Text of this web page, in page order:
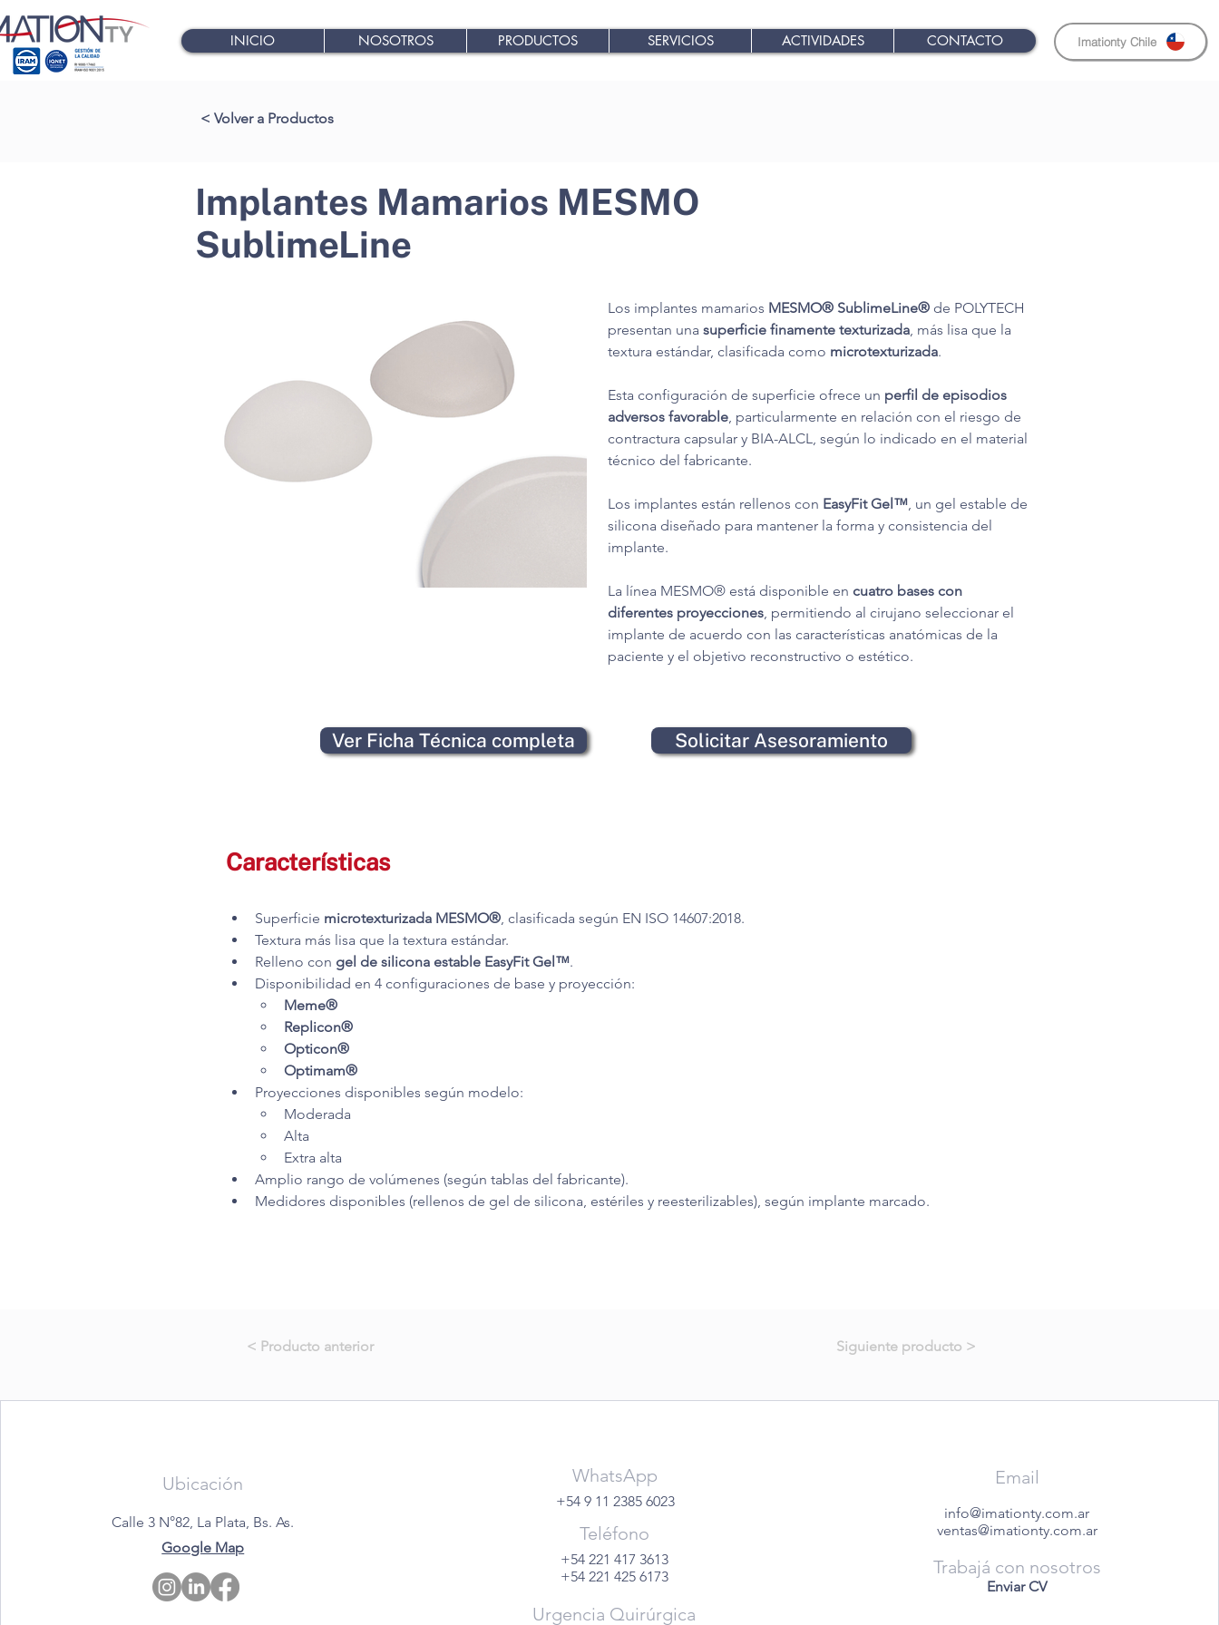
INICIO NOSOTROS PRODUCTOS SERVICIOS ACTIVIDADES CONTACTO Imationty Chile
< Volver a Productos
Características
Superficie microtexturizada MESMO®, clasificada según EN ISO 14607:2018.
Textura más lisa que la textura estándar.
Relleno con gel de silicona estable EasyFit Gel™.
Disponibilidad en 4 configuraciones de base y proyección:
Meme®
Replicon®
Opticon®
Optimam®
Proyecciones disponibles según modelo:
Moderada
Alta
Extra alta
Amplio rango de volúmenes (según tablas del fabricante).
Medidores disponibles (rellenos de gel de silicona, estériles y reesterilizables), según implante marcado.
Implantes Mamarios MESMO
SublimeLine
Solicitar Asesoramiento
Ver Ficha Técnica completa
Los implantes mamarios MESMO® SublimeLine® de POLYTECH
presentan una superficie finamente texturizada, más lisa que la
textura estándar, clasificada como microtexturizada.
Esta configuración de superficie ofrece un perfil de episodios
adversos favorable, particularmente en relación con el riesgo de
contractura capsular y BIA-ALCL, según lo indicado en el material
técnico del fabricante.
Los implantes están rellenos con EasyFit Gel™, un gel estable de
silicona diseñado para mantener la forma y consistencia del
implante.
La línea MESMO® está disponible en cuatro bases con
diferentes proyecciones, permitiendo al cirujano seleccionar el
implante de acuerdo con las características anatómicas de la
paciente y el objetivo reconstructivo o estético.
< Producto anterior Siguiente producto >
Ubicación
Calle 3 N°82, La Plata, Bs. As.
Google Map
WhatsApp
+54 9 11 2385 6023
Urgencia Quirúrgica
Teléfono
+54 221 417 3613
+54 221 425 6173
Email
info@imationty.com.ar
ventas@imationty.com.ar
Trabajá con nosotros
Enviar CV